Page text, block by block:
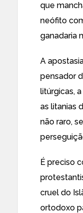
que
neófito
ganadaria
A
pensador
litúrgicas,
as litanias
não raro,
É preciso
cruel do
ortodoxo